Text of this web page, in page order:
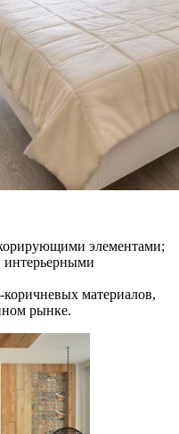
элементами;
интерьерными
материалов,
рынке.